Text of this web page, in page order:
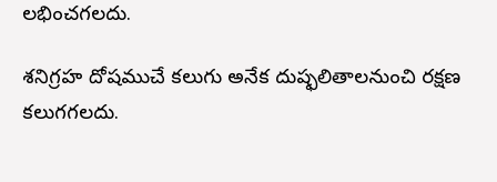
లభించగలదు.
శనిగ్రహ దోషముచే కలుగు అనేక దుష్ఫలితాలనుంచి రక్షణ
కలుగగలదు.